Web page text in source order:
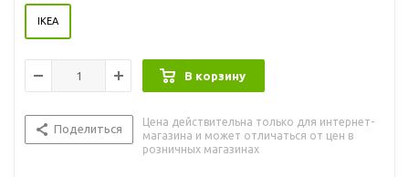
IKEA
В корзину
Поделиться
Цена действительна только для интернет-
магазина и может отличаться от цен в
розничных магазинах